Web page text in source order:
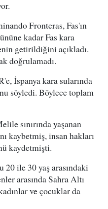
Fronteras, Fas'ın
kadar Fas kara
getirildiğini açıkladı.
doğrulamadı.
İspanya kara sularında
söyledi. Böylece toplam
sınırında yaşanan
kaybetmiş, insan hakları
kaydetmişti.
20 ile 30 yaş arasındaki
arasında Sahra Altı
ve çocuklar da